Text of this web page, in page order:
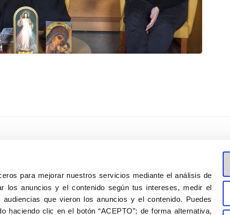
para mejorar nuestros servicios mediante el análisis de
los anuncios y el contenido según tus intereses, medir el
que vieron los anuncios y el contenido. Puedes
haciendo clic en el botón “ACEPTO”; de forma alternativa,
Aviso Legal Inscripción a eventos